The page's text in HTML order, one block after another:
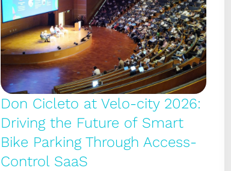
Don Cicleto at Velo-city 2026:
Driving the Future of Smart
Bike Parking Through Access-
Control SaaS